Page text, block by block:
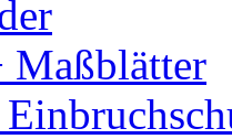
Maßblätter